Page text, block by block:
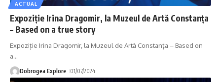
ACTUAL
Expoziție Irina Dragomir, la Muzeul de Artă Constanța
– Based on a true story
Expoziție Irina Dragomir, la Muzeul de Artă Constanța – Based on
a…
Dobrogea Explore 01/07/2024